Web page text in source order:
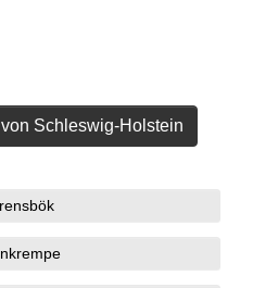
Schleswig-Holstein